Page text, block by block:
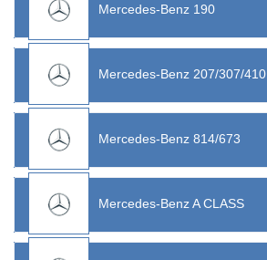
Mercedes-Benz 190
Mercedes-Benz 207/307/410
Mercedes-Benz 814/673
Mercedes-Benz A CLASS